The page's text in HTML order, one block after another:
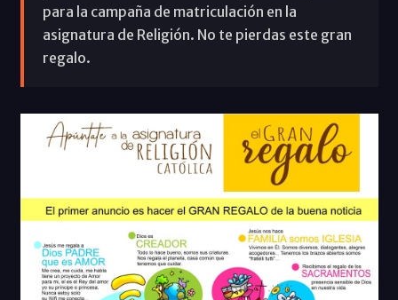
para la campaña de matriculación en la
asignatura de Religión. No te pierdas este gran
regalo.